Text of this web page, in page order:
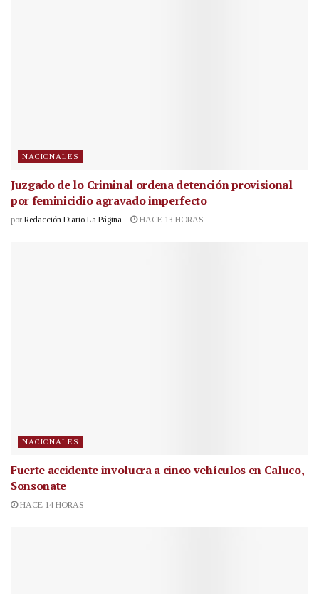
NACIONALES
Juzgado de lo Criminal ordena detención provisional
por feminicidio agravado imperfecto
por Redacción Diario La Página HACE 13 HORAS
NACIONALES
Fuerte accidente involucra a cinco vehículos en Caluco,
Sonsonate
HACE 14 HORAS